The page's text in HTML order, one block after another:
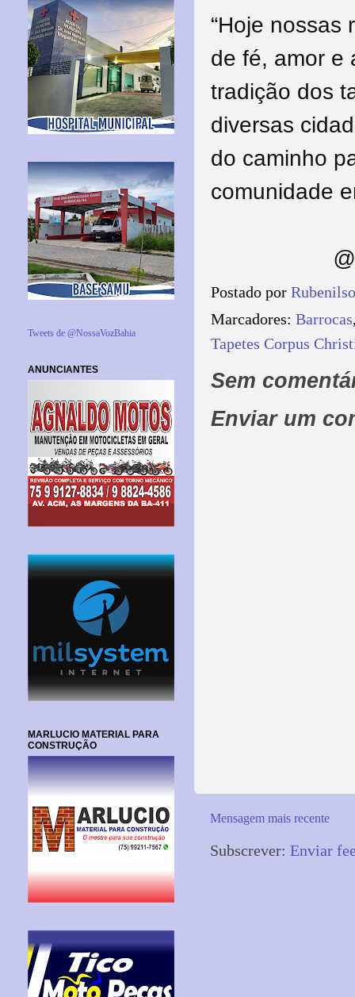
“Hoje nossas
de fé, amor e
tradição dos
diversas
do caminho
comunidade
Postado por
Marcadores: Barrocas
Tapetes Corpus
Sem
Enviar um
Mensagem mais recente
Subscrever: Enviar
Tweets de @NossaVozBahia
ANUNCIANTES
MARLUCIO MATERIAL PARA
CONSTRUÇÃO